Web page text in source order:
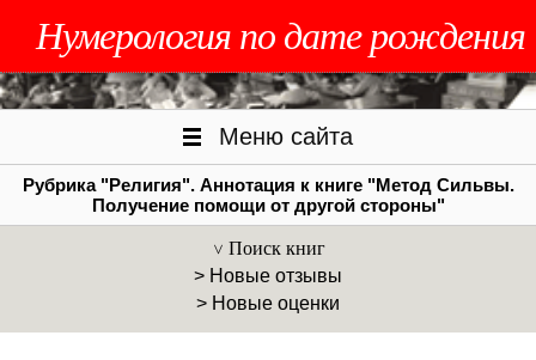
Нумерология по дате рождения
Меню сайта
Рубрика "Религия". Аннотация к книге "Метод Сильвы.
Получение помощи от другой стороны"
Поиск книг
> Новые отзывы
> Новые оценки